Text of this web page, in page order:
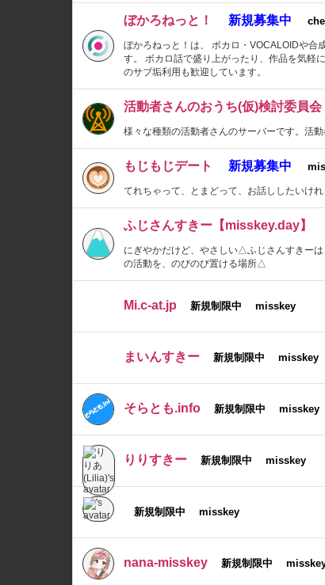
ぼかろねっと！ 新規募集中
ぼかろねっと！は、 ボカロ・VOCALOIDや合
す。 ボカロ話で盛り上がったり、作品を気軽
のサブ垢利用も歓迎しています。
活動者さんのおうち(仮)検討委員会
様々な種類の活動者さんのサーバーです。活
もじもじデート 新規募集中
てれちゃって、とまどって、お話ししたいけ
ふじさんすきー【misskey.day】
にぎやかだけど、やさしい△ふじさんすきー
の活動を、のびのび置ける場所△
Mi.c-at.jp 新規制限中 misskey
まいんすきー 新規制限中 misskey
そらとも.info 新規制限中 misskey
りりすきー 新規制限中 misskey
新規制限中 misskey
nana-misskey 新規制限中